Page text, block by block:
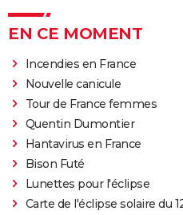
EN CE MOMENT
Incendies en France
Nouvelle canicule
Tour de France femmes
Quentin Dumontier
Hantavirus en France
Bison Futé
Lunettes pour l'éclipse
Carte de l'éclipse solaire du